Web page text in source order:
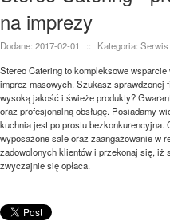
na imprezy
Dodane: 2017-02-01 ::
Kategoria:
Stereo Catering to kompleksowe
imprez masowych. Szukasz sprawdzonej
wysoką jakość i świeże produkty?
oraz profesjonalną obsługę. Posiadamy
kuchnia jest po prostu bezkonkurencyjna.
wyposażone sale oraz zaangażowanie w
zadowolonych klientów i przekonaj się, iż
zwyczajnie się opłaca.